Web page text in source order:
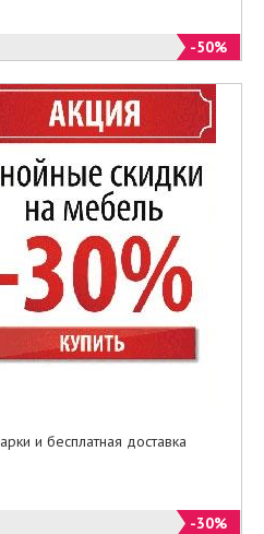
уже
-50%
и бесплатная доставка
-30%